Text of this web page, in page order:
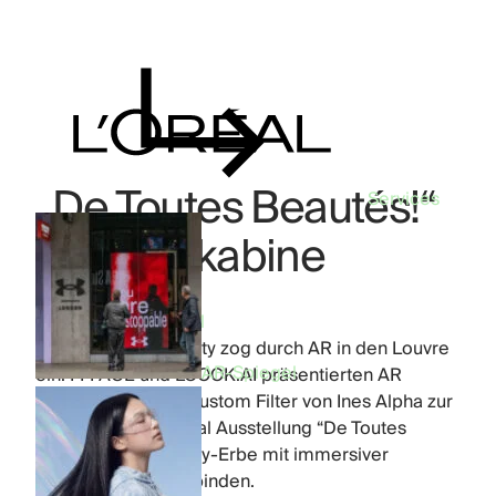
Services
AR-Spiegel
„De Toutes Beautés!“
AR-Fotokabine
Industry: Beauty
Product:AR-Spiegel
Gegenwärtige Beauty zog durch AR in den Louvre
ein. FFFACE und LOOOK.AI präsentierten AR
Mirrors und einen Custom Filter von Ines Alpha zur
Eröffnung der L’Oréal Ausstellung “De Toutes
Beautés!”, um Beauty-Erbe mit immersiver
Technologie zu verbinden.